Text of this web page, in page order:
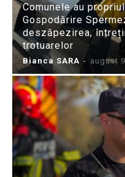
Comunele au
Gospodărire
deszăpezirea,
trotuarelor
Bianca SARA - august